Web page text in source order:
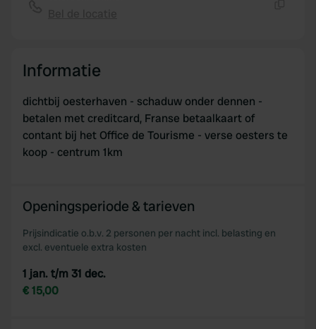
Informatie
dichtbij oesterhaven - schaduw onder dennen -
betalen met creditcard, Franse betaalkaart of
contant bij het Office de Tourisme - verse oesters te
koop - centrum 1km
Openingsperiode & tarieven
Prijsindicatie o.b.v. 2 personen per nacht incl. belasting en
excl. eventuele extra kosten
1 jan. t/m 31 dec.
€ 15,00